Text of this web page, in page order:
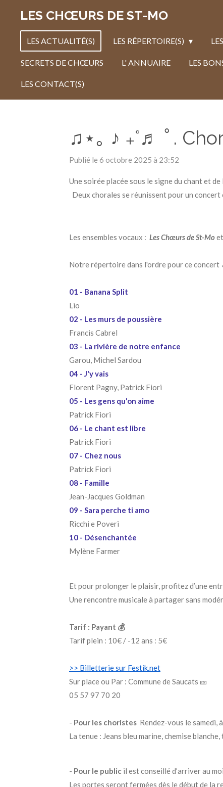
Passer
contenu
principal
LES CHŒURS DE ST-MO
LES ACTUALITÉ(S) LES RÉPERTOIRE(S)
SECRETS DE CHŒURS L' ANNUAIRE LES
LES CONTACT(S)
♫⋆｡ ♪ ₊˚♬ ﾟ.
Publié le 6 octobre 2025 à 23:52
Une soirée placée sous le signe du chant et
Deux chorales se réunissent pour un
Les ensembles vocaux : Les Chœurs de St-Moet
Notre répertoire dans l'ordre pour ce concert
01 - Banana Split
Lio
02 - Les murs de poussière
Francis Cabrel
03 - La rivière de notre enfance
Garou, Michel Sardou
04 - J'y vais
Florent Pagny, Patrick Fiori
05 - Les gens qu'on aime
Patrick Fiori
06 - Le chant est libre
Patrick Fiori
07 - Chez nous
Patrick Fiori
08 - Famille
Jean-Jacques Goldman
09 - Sara perche ti amo
Ricchi e Poveri
10 - Désenchantée
Mylène Farmer
Et pour prolonger le plaisir, profitez d’une
Une rencontre musicale à partager sans
Tarif : Payant 💰
Tarif plein : 10€ / -12 ans : 5€
>> Billetterie sur Festik.net
Sur place ou Par : Commune de Saucats 🎫
05 57 97 70 20
- Pour les choristes Rendez-vous le samedi,
La tenue : Jeans bleu marine, chemise
- Pour le public il est conseillé d’arriver au
Les portes seront fermées dès le début de la